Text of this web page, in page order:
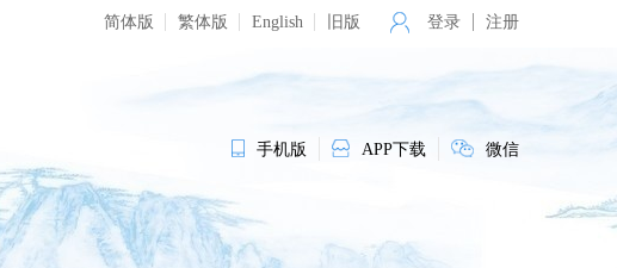
简体版 繁体版 English 旧版 登录 注册
手机版 APP下载 微信